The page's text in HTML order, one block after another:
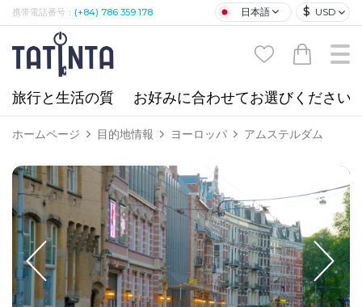
携帯電話番号： (+84) 786 359 178 日本語 $ USD
旅行と生活の質 お好みに合わせてお選びください
ホームページ 目的地情報 ヨーロッパ アムステルダム